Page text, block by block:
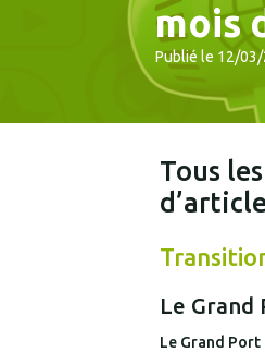
mois
Publié le 12/
Tous
Le Grand
Le Grand